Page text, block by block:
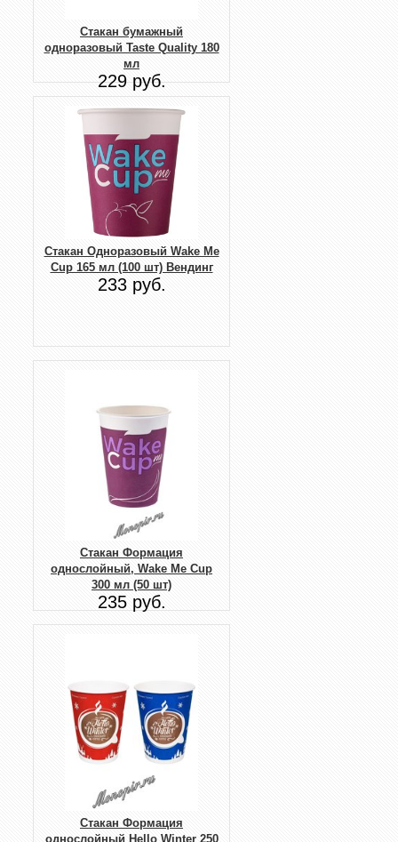
Стакан бумажный
одноразовый Taste Quality 180
мл
229 руб.
Стакан Одноразовый Wake Me
Cup 165 мл (100 шт) Вендинг
233 руб.
Стакан Формация
однослойный, Wake Me Cup
300 мл (50 шт)
235 руб.
Стакан Формация
однослойный Hello Winter 250